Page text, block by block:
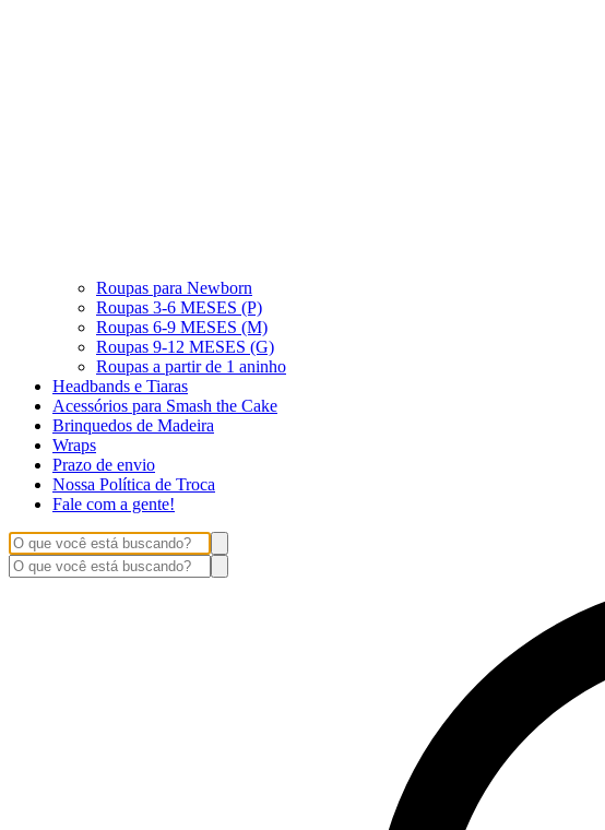
Roupas para Newborn
Roupas 3-6 MESES (P)
Roupas 6-9 MESES (M)
Roupas 9-12 MESES (G)
Roupas a partir de 1 aninho
Headbands e Tiaras
Acessórios para Smash the Cake
Brinquedos de Madeira
Wraps
Prazo de envio
Nossa Política de Troca
Fale com a gente!